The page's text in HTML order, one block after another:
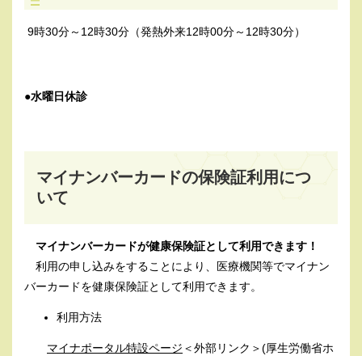
9時30分～12時30分（発熱外来12時00分～12時30分）
​●水曜日休診
マイナンバーカードの保険証利用につ
いて
マイナンバーカードが健康保険証として利用できます！
利用の申し込みをすることにより、医療機関等でマイナン
バーカードを健康保険証として利用できます。
利用方法
マイナポータル特設ページ ＜外部リンク＞(厚生労働省ホ